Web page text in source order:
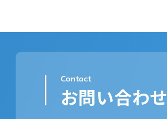
Contact
お問い合わせ